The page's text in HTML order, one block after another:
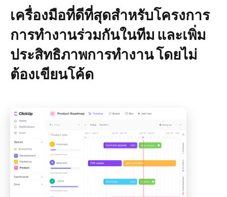
เครื่องมือที่ดีที่สุดสำหรับโครงการ
การทำงานร่วมกันในทีม และเพิ่ม
ประสิทธิภาพการทำงาน โดยไม่
ต้องเขียนโค้ด